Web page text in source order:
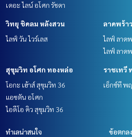
เดอะ ไลน์ อโศก รัชดา
วิทยุ ชิดลม หลังสวน
ไลฟ์ วัน ไวร์เลส
ลาดพร้า
ไลฟ์ ลาดพ
ไลฟ์ ลาด
สุขุมวิท อโศก ทองหล่อ
โอกะ เฮ้าส์ สุขุมวิท 36
แอชตัน อโศก
ไอดีโอ คิว สุขุมวิท 36
ราชเทวี
เอ็กซ์ที พ
ทำเลน่าสนใจ
ข้อตกล